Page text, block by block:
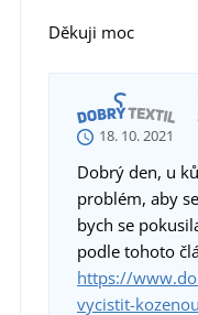
Děkuji moc
18. 10. 2021
Dobrý den, u
problém, aby
bych se
podle tohoto
https://
vycistit-